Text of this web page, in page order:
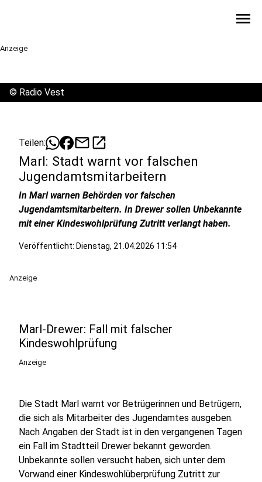
menu
Anzeige
© Radio Vest
Teilen: mailopen_in_new
Marl: Stadt warnt vor falschen
Jugendamtsmitarbeitern
In Marl warnen Behörden vor falschen
Jugendamtsmitarbeitern. In Drewer sollen Unbekannte
mit einer Kindeswohlprüfung Zutritt verlangt haben.
Veröffentlicht: Dienstag, 21.04.2026 11:54
Anzeige
Marl-Drewer: Fall mit falscher
Kindeswohlprüfung
Anzeige
Die Stadt Marl warnt vor Betrügerinnen und Betrügern,
die sich als Mitarbeiter des Jugendamtes ausgeben.
Nach Angaben der Stadt ist in den vergangenen Tagen
ein Fall im Stadtteil Drewer bekannt geworden.
Unbekannte sollen versucht haben, sich unter dem
Vorwand einer Kindeswohlüberprüfung Zutritt zur